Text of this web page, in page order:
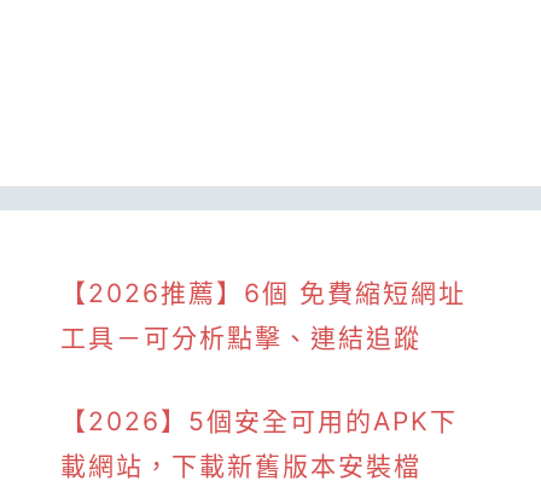
【2026推薦】6個 免費縮短網址
工具－可分析點擊、連結追蹤
【2026】5個安全可用的APK下
載網站，下載新舊版本安裝檔